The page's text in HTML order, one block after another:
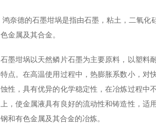
鸿奈德的石墨坩埚是指由石墨，粘土，二氧
色金属及其合金。
石墨坩埚以天然鳞片石墨为主要原料，以塑料
特点。在高温使用过程中，热膨胀系数小，对
蚀性，具有优异的化学稳定性，在冶炼过程中
上，使金属液具有良好的流动性和铸造性，
钢和有色金属及其合金的冶炼。